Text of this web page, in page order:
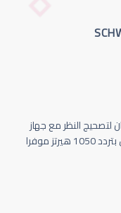
لتصحيج النظر مع جهاز
Schwind Amaris 1050 الذي يعمل بتردد 1050 هيرتز موفرا